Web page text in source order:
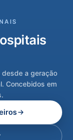
a geração
Concebidos em